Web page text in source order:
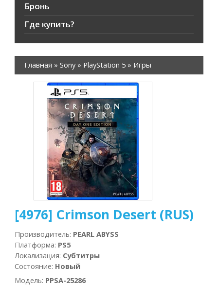
Бронь
Где купить?
Главная » Sony » PlayStation 5 » Игры
[4976] Crimson Desert (RUS)
Производитель: PEARL ABYSS
Платформа: PS5
Локализация: Субтитры
Состояние: Новый
Модель: PPSA-25286